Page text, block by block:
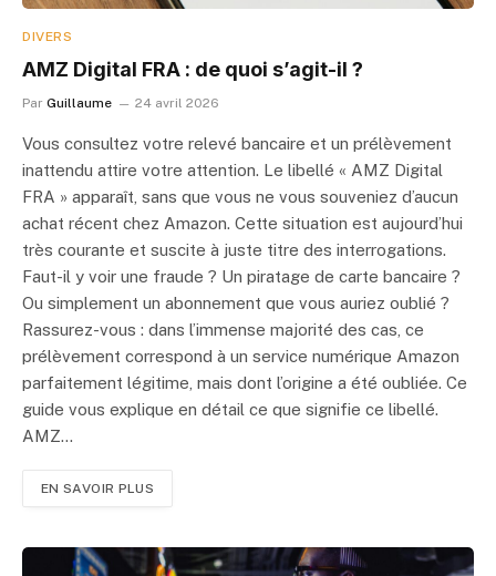
DIVERS
AMZ Digital FRA : de quoi s’agit-il ?
Par Guillaume 24 avril 2026
Vous consultez votre relevé bancaire et un prélèvement
inattendu attire votre attention. Le libellé « AMZ Digital
FRA » apparaît, sans que vous ne vous souveniez d’aucun
achat récent chez Amazon. Cette situation est aujourd’hui
très courante et suscite à juste titre des interrogations.
Faut-il y voir une fraude ? Un piratage de carte bancaire ?
Ou simplement un abonnement que vous auriez oublié ?
Rassurez-vous : dans l’immense majorité des cas, ce
prélèvement correspond à un service numérique Amazon
parfaitement légitime, mais dont l’origine a été oubliée. Ce
guide vous explique en détail ce que signifie ce libellé.
AMZ…
EN SAVOIR PLUS